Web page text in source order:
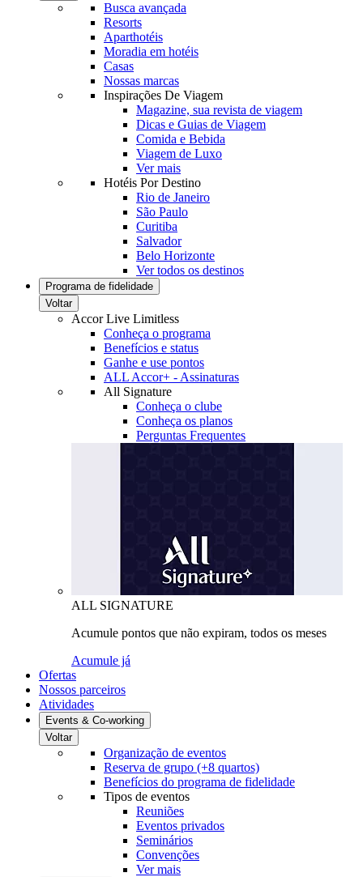
Busca avançada
Resorts
Aparthotéis
Moradia em hotéis
Casas
Nossas marcas
Inspirações De Viagem
Magazine, sua revista de viagem
Dicas e Guias de Viagem
Comida e Bebida
Viagem de Luxo
Ver mais
Hotéis Por Destino
Rio de Janeiro
São Paulo
Curitiba
Salvador
Belo Horizonte
Ver todos os destinos
Programa de fidelidade
Voltar
Accor Live Limitless
Conheça o programa
Benefícios e status
Ganhe e use pontos
ALL Accor+ - Assinaturas
All Signature
Conheça o clube
Conheça os planos
Perguntas Frequentes
ALL SIGNATURE
Acumule pontos que não expiram, todos os meses
Acumule já
Ofertas
Nossos parceiros
Atividades
Events & Co-working
Voltar
Organização de eventos
Reserva de grupo (+8 quartos)
Benefícios do programa de fidelidade
Tipos de eventos
Reuniões
Eventos privados
Seminários
Convenções
Ver mais